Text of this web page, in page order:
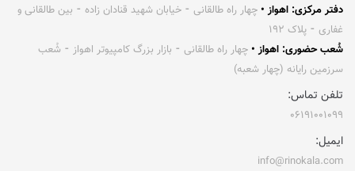
دفتر مرکزی: اهواز • چهار راه طالقانی ⁃ خیابان شهید قنادان زاده ⁃ بین طالقانی و
غفاری ⁃ پلاک ۱۹۲
شُعب حضوری: اهواز • چهار راه طالقانی ⁃ بازار بزرگ کامپیوتر اهواز ⁃ شُعب
سرزمین رایانه (چهار شعبه)
تلفن تماس:
۰۶۱۹۱۰۰۱۰۹۹
ایمیل:
info@rinokala.com